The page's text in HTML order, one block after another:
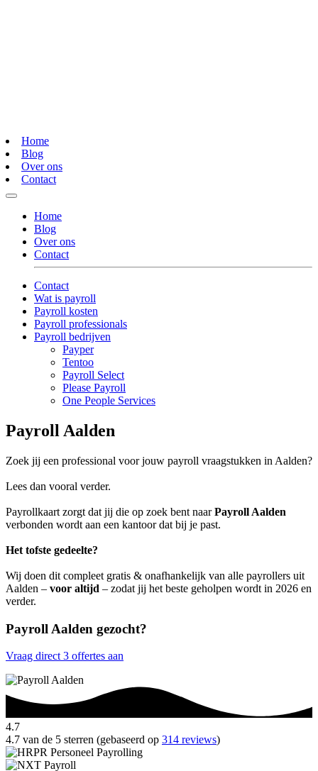
Home
Blog
Over ons
Contact
Home
Blog
Over ons
Contact
Contact
Wat is payroll
Payroll kosten
Payroll professionals
Payroll bedrijven
Payper
Tentoo
Payroll Select
Please Payroll
One People Services
Payroll Aalden
Zoek jij een professional voor jouw payroll vraagstukken in Aalden?
Lees dan vooral verder.
Payrollkaart zorgt dat jij die op zoek bent naarPayroll Aalden
verbonden wordt aan een kantoor dat bij je past.
Het tofste gedeelte?
Wij doen dit compleet gratis & onafhankelijk van alle payrollers uit
Aalden – voor altijd – zodat jij het beste geholpen wordt in 2026 en
verder.
Payroll Aalden gezocht?
Vraag direct 3 offertes aan
4.7
4.7 van de 5 sterren (gebaseerd op 314 reviews)